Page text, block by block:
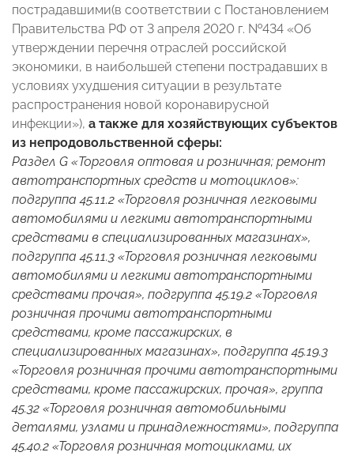
пострадавшими(в соответствии с Постановлением
Правительства РФ от 3 апреля 2020 г. №434 «Об
утверждении перечня отраслей российской
экономики, в наибольшей степени пострадавших в
условиях ухудшения ситуации в результате
распространения новой коронавирусной
инфекции»), а также для хозяйствующих субъектов
из непродовольственной сферы:
Раздел G «Торговля оптовая и розничная; ремонт
автотранспортных средств и мотоциклов»:
подгруппа 45.11.2 «Торговля розничная легковыми
автомобилями и легкими автотранспортными
средствами в специализированных магазинах»,
подгруппа 45.11.3 «Торговля розничная легковыми
автомобилями и легкими автотранспортными
средствами прочая», подгруппа 45.19.2 «Торговля
розничная прочими автотранспортными
средствами, кроме пассажирских, в
специализированных магазинах», подгруппа 45.19.3
«Торговля розничная прочими автотранспортными
средствами, кроме пассажирских, прочая», группа
45.32 «Торговля розничная автомобильными
деталями, узлами и принадлежностями», подгруппа
45.40.2 «Торговля розничная мотоциклами, их